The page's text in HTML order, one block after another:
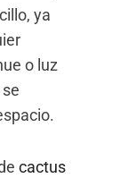
ya
o luz
cactus